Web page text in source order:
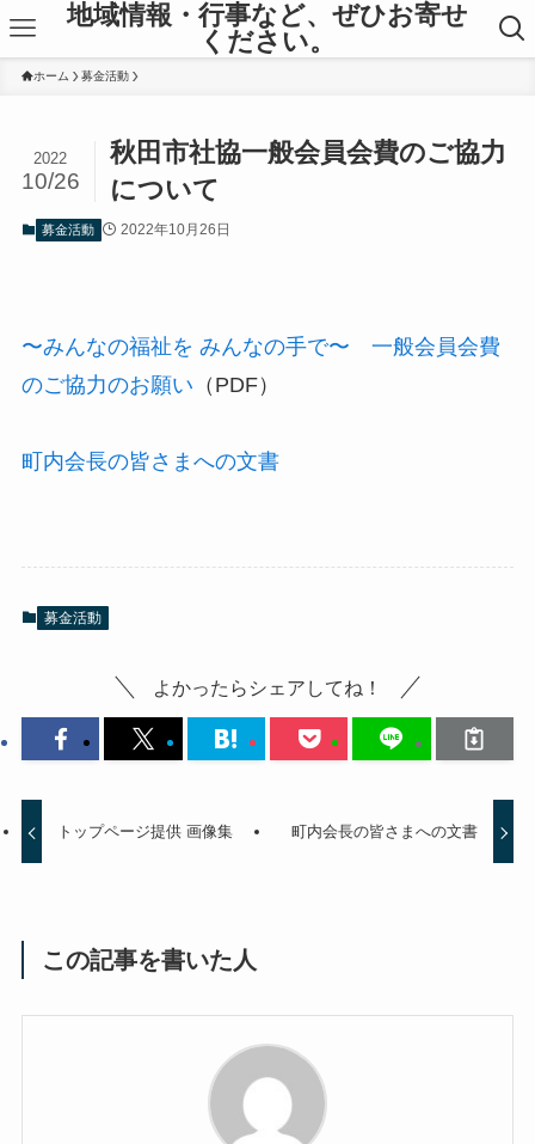
地域情報・行事など、ぜひお寄せ
ください。
ホーム 募金活動
秋田市社協一般会員会費のご協力
について
2022
10/26
募金活動 2022年10月26日
〜みんなの福祉を みんなの⼿で〜 ⼀般会員会費
のご協⼒のお願い （PDF）
町内会長の皆さまへの文書
募金活動
よかったらシェアしてね！
トップページ提供 画像集 町内会長の皆さまへの文書
この記事を書いた人